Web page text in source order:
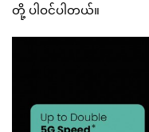
တို့ ပါဝင်ပါတယ်။